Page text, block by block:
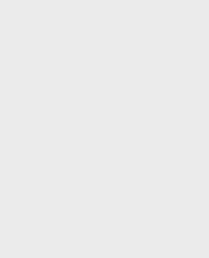
серветниці, звідки їх
серветниці. Цей